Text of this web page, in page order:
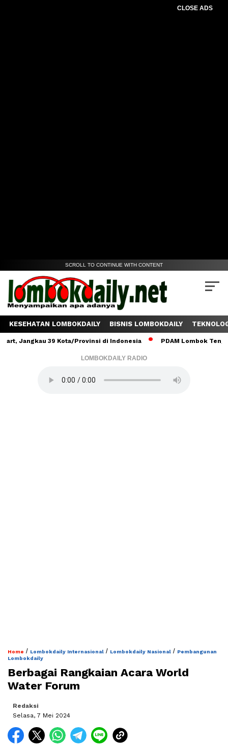
CLOSE ADS
SCROLL TO CONTINUE WITH CONTENT
KESEHATAN LOMBOKDAILY BISNIS LOMBOKDAILY
39 Kota/Provinsi di Indonesia PDAM Lombok Tengah
LOMBOKDAILY RADIO
Home / Lombokdaily Internasional / Lombokdaily Nasional / Pembangunan
Lombokdaily
Berbagai Rangkaian Acara World
Water Forum
Redaksi
Selasa, 7 Mei 2024